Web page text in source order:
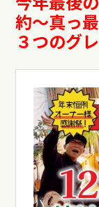
約〜真っ最
３つのグ